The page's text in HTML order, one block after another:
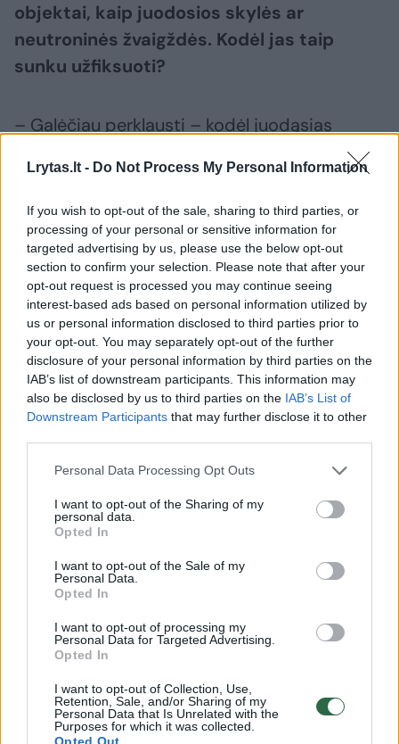
Lrytas.lt - Do Not Process My Personal Information
If you wish to opt-out of the sale, sharing to third parties, or
processing of your personal or sensitive information for
targeted advertising by us, please use the below opt-out
section to confirm your selection. Please note that after your
opt-out request is processed you may continue seeing
interest-based ads based on personal information utilized by
us or personal information disclosed to third parties prior to
your opt-out. You may separately opt-out of the further
disclosure of your personal information by third parties on the
IAB’s list of downstream participants. This information may
also be disclosed by us to third parties on the IAB’s List of
Downstream Participants that may further disclose it to other
Personal Data Processing Opt Outs
I want to opt-out of the Sharing of my
personal data.
Opted In
I want to opt-out of the Sale of my
Personal Data.
Opted In
I want to opt-out of processing my
Personal Data for Targeted Advertising.
Opted In
I want to opt-out of Collection, Use,
Retention, Sale, and/or Sharing of my
Personal Data that Is Unrelated with the
Purposes for which it was collected.
Opted Out
objektai, kaip juodosios skylės ar
neutroninės žvaigždės. Kodėl jas taip
sunku užfiksuoti?
– Galėčiau perklausti – kodėl juodąsias
skyles, kurios turi tiek energijos, taip sunku
užfiksuoti? Atsakymas yra gravitacijos
prigimtis. Gravitacija yra, palyginus, silpna
jėga. Paprasčiausias pavyzdys: paimkite
savo kavos puodelį. Dabar pagalvokite, kokio
dydžio yra Žemė ir kokie mažyčiai esame
mes, tačiau vis vien galime nugalėti Žemės
gravitaciją ir pakelti puodelį.
Panašiai yra ir su gravitacinėmis bangomis –
jūs teisi, jų šaltinis yra kažkoks labai stiprus
gravitacijos, erdvėlaikio ir medžiagos yra toks
mažas, kad siekia vos 10-43. Šitas santykis
yra su stipriąja branduoline sąveika, kuri
išlaiko atomų branduolius. Lyginant su
elektromagnetine, santykis yra pora eilių
įrankių, kad gravitacines bangas
užfiksuotume.
– LIGO laboratorija turi patį tiksliausią iki